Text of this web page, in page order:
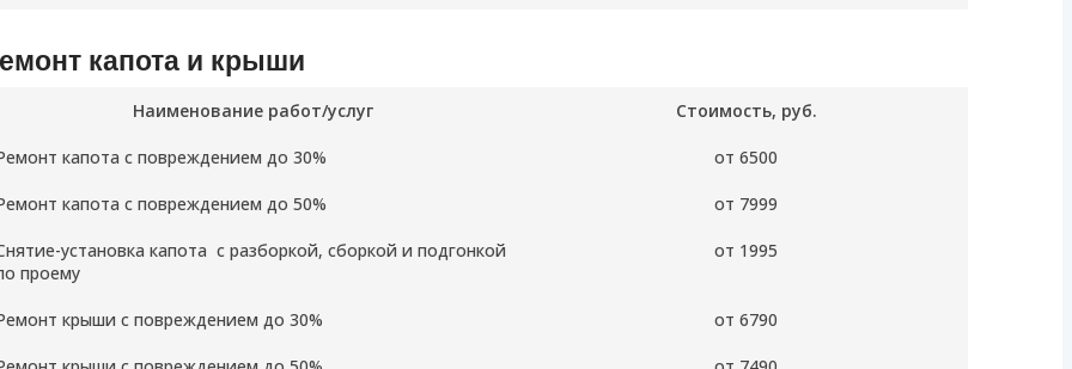
капота и крыши
Наименование работ/услуг Стоимость, руб.
капота с повреждением до 30% от 6500
капота с повреждением до 50% от 7999
установка капота с разборкой, сборкой и подгонкой
проему
от 1995
крыши с повреждением до 30% от 6790